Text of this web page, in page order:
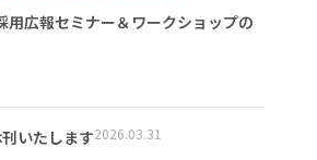
広報セミナー＆ワークショップの
刊いたします2026.03.31